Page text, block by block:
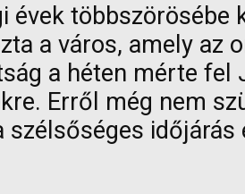
évek
a város, amely az
a héten mérte
Erről még nem